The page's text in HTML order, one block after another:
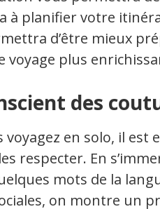
à planifier votre
d’être mieux
voyage plus
des
voyagez en solo, il est
respecter. En
mots de la
on montre un